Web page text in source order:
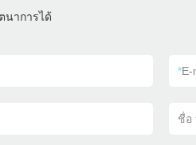
นาการได้
*E-
ชื่อ